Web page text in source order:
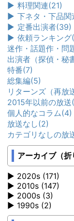
► 料理関連(21)
► 下ネタ・下品関
► 定番出演者(39)
► 依頼ランキング
迷作・話題作・問
出演者（探偵・秘
特番(7)
総集編(5)
リターンズ（再放
2015年以前の放送
個人的なコラム(4)
放送なし(2)
カテゴリなしの放
アーカイブ（折
2020s (171)
2010s (147)
2000s (3)
1990s (2)